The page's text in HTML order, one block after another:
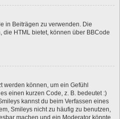
in Beiträgen zu verwenden. Die
HTML bietet, können über BBCode
werden können, um ein Gefühl
einen kurzen Code, z. B. bedeutet :)
kannst du beim Verfassen eines
Smileys nicht zu häufig zu benutzen,
machen und ein Moderator könnte